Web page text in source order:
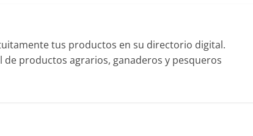
tus productos en su directorio digital.
productos agrarios, ganaderos y pesqueros